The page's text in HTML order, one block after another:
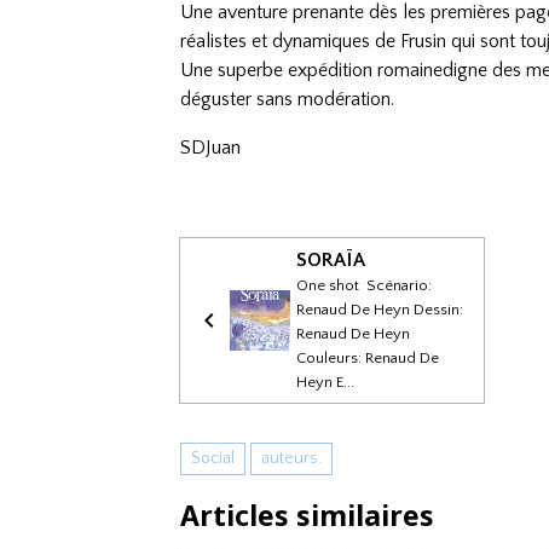
Une aventure prenante dès les premières
réalistes et dynamiques de Frusin qui sont
Une superbe expédition romainedigne des
déguster sans modération.
SDJuan
SORAÏA
One shot Scénario:
Renaud De Heyn Dessin:
Renaud De Heyn
Couleurs: Renaud De
Heyn E...
Social auteurs.
Articles similaires